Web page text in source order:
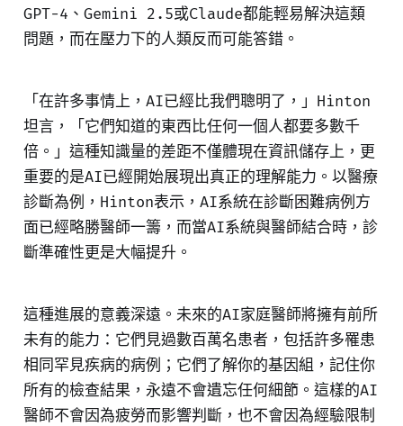
GPT-4、Gemini 2.5或Claude都能輕易解決這類
問題，而在壓力下的人類反而可能答錯。
「在許多事情上，AI已經比我們聰明了，」Hinton
坦言，「它們知道的東西比任何一個人都要多數千
倍。」這種知識量的差距不僅體現在資訊儲存上，更
重要的是AI已經開始展現出真正的理解能力。以醫療
診斷為例，Hinton表示，AI系統在診斷困難病例方
面已經略勝醫師一籌，而當AI系統與醫師結合時，診
斷準確性更是大幅提升。
這種進展的意義深遠。未來的AI家庭醫師將擁有前所
未有的能力：它們見過數百萬名患者，包括許多罹患
相同罕見疾病的病例；它們了解你的基因組，記住你
所有的檢查結果，永遠不會遺忘任何細節。這樣的AI
醫師不會因為疲勞而影響判斷，也不會因為經驗限制